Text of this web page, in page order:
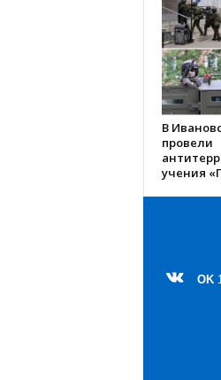
В
провели
учения
OK